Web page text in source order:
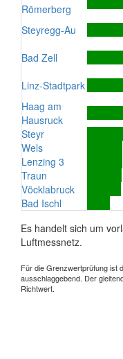
Römerberg
Steyregg-Au
Bad Zell
Linz-Stadtpark
Haag am
Hausruck
Steyr
Wels
Lenzing 3
Traun
Vöcklabruck
Bad Ischl
Es handelt sich um
Luftmessnetz.
Für die Grenzwertprüfung ist
ausschlaggebend. Der
Richtwert.